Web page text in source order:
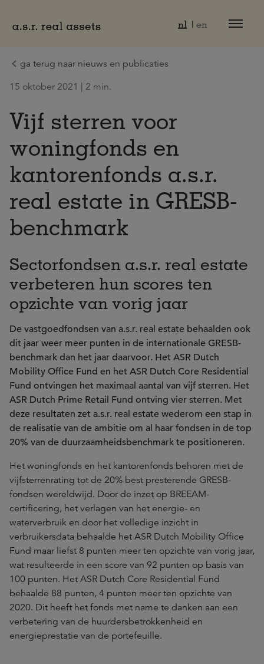
nl en
ga terug naar nieuws en publicaties
15 oktober 2021 | 2 min.
Vijf sterren voor
woningfonds en
kantorenfonds a.s.r.
real estate in GRESB-
benchmark
Sectorfondsen a.s.r. real estate
verbeteren hun scores ten
opzichte van vorig jaar
De vastgoedfondsen van a.s.r. real estate behaalden ook
dit jaar weer meer punten in de internationale GRESB-
benchmark dan het jaar daarvoor. Het ASR Dutch
Mobility Office Fund en het ASR Dutch Core Residential
Fund ontvingen het maximaal aantal van vijf sterren. Het
ASR Dutch Prime Retail Fund ontving vier sterren. Met
deze resultaten zet a.s.r. real estate wederom een stap in
de realisatie van de ambitie om al haar fondsen in de top
20% van de duurzaamheidsbenchmark te positioneren.
Het woningfonds en het kantorenfonds behoren met de
vijfsterrenrating tot de 20% best presterende GRESB-
fondsen wereldwijd. Door de inzet op BREEAM-
certificering, het verlagen van het energie- en
waterverbruik en door het volledige inzicht in
verbruikersdata behaalde het ASR Dutch Mobility Office
Fund maar liefst 8 punten meer ten opzichte van vorig jaar,
wat resulteerde in een score van 92 punten op basis van
100 punten. Het ASR Dutch Core Residential Fund
behaalde 88 punten, 4 punten meer ten opzichte van
2020. Dit heeft het fonds met name te danken aan een
verbetering van de huurdersbetrokkenheid en
energieprestatie van de portefeuille.